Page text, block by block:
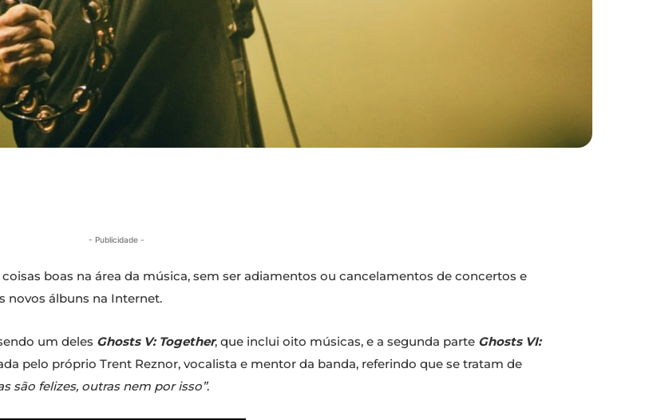
- Publicidade -
boas na área da música, sem ser adiamentos ou cancelamentos de concertos e
novos álbuns na Internet.
um deles Ghosts V: Together, que inclui oito músicas, e a segunda parte Ghosts VI:
pelo próprio Trent Reznor, vocalista e mentor da banda, referindo que se tratam de
são felizes, outras nem por isso”.